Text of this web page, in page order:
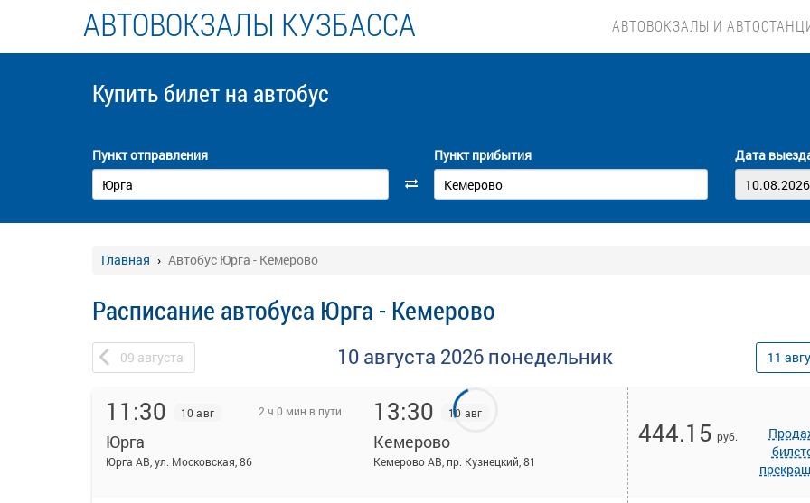
АВТОВОКЗАЛЫ КУЗБАССА АВТОВОКЗАЛЫ И
Купить билет на автобус
Пункт отправления Пункт прибытия Дата
Главная Автобус Юрга - Кемерово
Расписание автобуса Юрга - Кемерово
09 августа 10 августа 2026 понедельник 11
11:30 10 авг 2 ч 0 мин в пути
Юрга
Юрга АВ, ул. Московская, 86
13:30 10 авг
Кемерово
Кемерово АВ, пр. Кузнецкий, 81
444.15 руб.